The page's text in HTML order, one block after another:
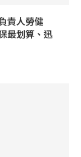
責人勞健
最划算、迅